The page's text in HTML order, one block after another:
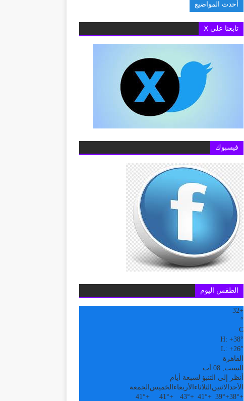
أحدث المواضيع
تابعنا على X
فيسبوك
الطقس اليوم
+
32
°
C
H: +38°
L: +26°
القاهرة
السبت, 08 آب
أنظر إلى التنبؤ لسبعة أيام
الأحد الاثنين الثلاثاء الأربعاء الخميس الجمعة
+
38°
+
39°
+
41°
+
43°
+
41°
+
41°